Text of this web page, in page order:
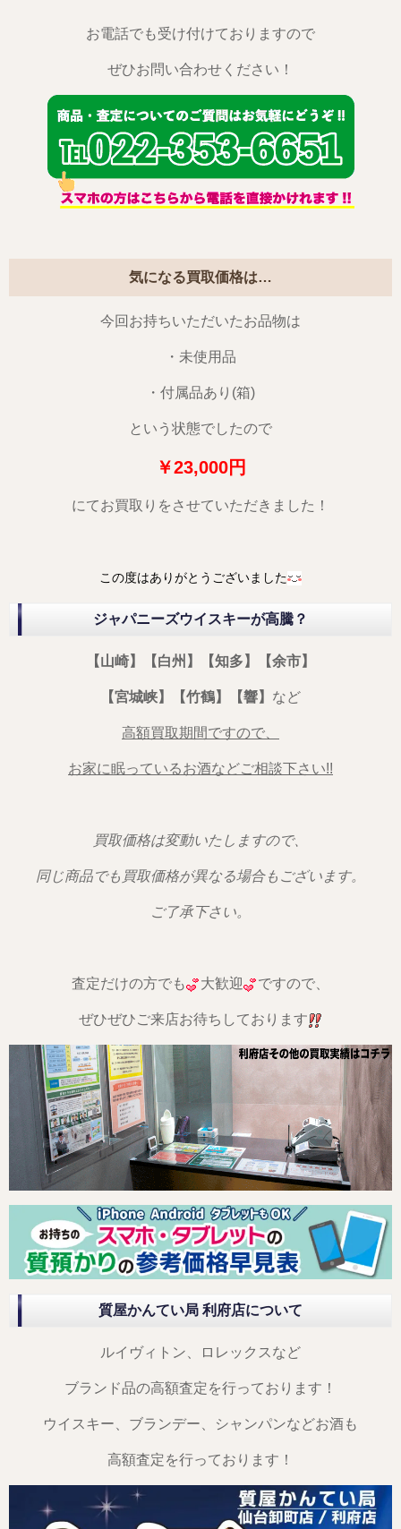
お電話でも受け付けておりますので
ぜひお問い合わせください！
気になる買取価格は…
今回お持ちいただいたお品物は
・未使用品
・付属品あり(箱)
という状態でしたので
￥23,000円
にてお買取りをさせていただきました！
この度はありがとうございました
ジャパニーズウイスキーが高騰？
【山崎】【白州】【知多】【余市】
【宮城峡】【竹鶴】【響】 など
高額買取期間ですので、
お家に眠っているお酒などご相談下さい!!
買取価格は変動いたしますので、
同じ商品でも買取価格が異なる場合もございます。
ご了承下さい。
査定だけの方でも 大歓迎 ですので、
ぜひぜひご来店お待ちしております
質屋かんてい局 利府店について
ルイヴィトン、ロレックスなど
ブランド品の高額査定を行っております！
ウイスキー、ブランデー、シャンパンなどお酒も
高額査定を行っております！